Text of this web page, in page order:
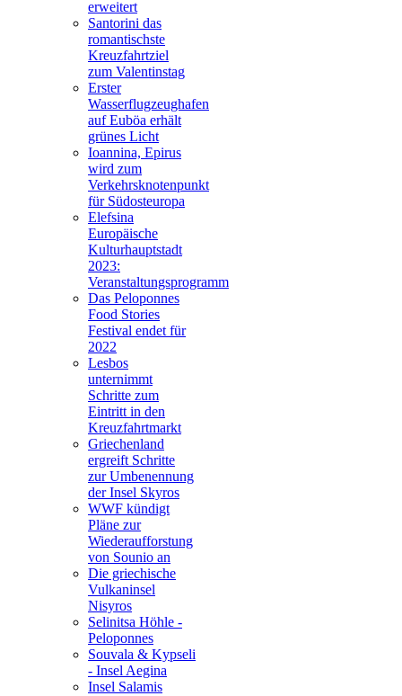
erweitert
Santorini das
romantischste
Kreuzfahrtziel
zum Valentinstag
Erster
Wasserflugzeughafen
auf Euböa erhält
grünes Licht
Ioannina, Epirus
wird zum
Verkehrsknotenpunkt
für Südosteuropa
Elefsina
Europäische
Kulturhauptstadt
2023:
Veranstaltungsprogramm
Das Peloponnes
Food Stories
Festival endet für
2022
Lesbos
unternimmt
Schritte zum
Eintritt in den
Kreuzfahrtmarkt
Griechenland
ergreift Schritte
zur Umbenennung
der Insel Skyros
WWF kündigt
Pläne zur
Wiederaufforstung
von Sounio an
Die griechische
Vulkaninsel
Nisyros
Selinitsa Höhle -
Peloponnes
Souvala & Kypseli
- Insel Aegina
Insel Salamis